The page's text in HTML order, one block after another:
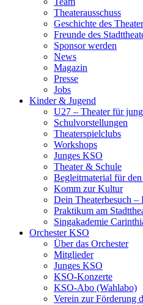
Theaterausschuss
Geschichte des
Freunde des
Sponsor werden
News
Magazin
Presse
Jobs
Kinder & Jugend
U27 – Theater für
Schulvorstellungen
Theaterspielclubs
Workshops
Junges KSO
Theater & Schule
Begleitmaterial für
Komm zur Kultur
Dein Theaterbesuch –
Praktikum am
Singakademie
Orchester KSO
Über das Orchester
Mitglieder
Junges KSO
KSO-Konzerte
KSO-Abo (Wahlabo)
Verein zur Förderung